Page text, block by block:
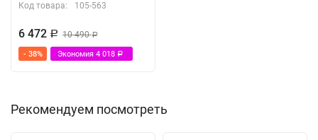
Код товара: 105-563
6 472 Р 10 490Р
- 38% Экономия 4 018 Р
Рекомендуем посмотреть